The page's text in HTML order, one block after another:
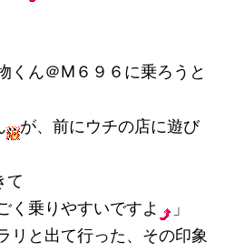
くん＠M６９６に乗ろうと
が、前にウチの店に遊び
て
く乗りやすいですよ
」
リと出て行った、その印象